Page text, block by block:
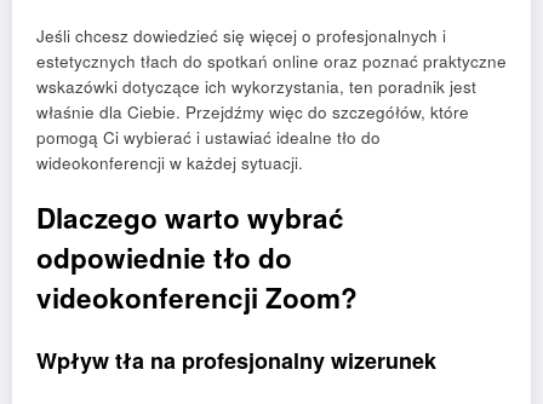
Jeśli chcesz dowiedzieć się więcej o profesjonalnych i
estetycznych tłach do spotkań online oraz poznać praktyczne
wskazówki dotyczące ich wykorzystania, ten poradnik jest
właśnie dla Ciebie. Przejdźmy więc do szczegółów, które
pomogą Ci wybierać i ustawiać idealne tło do
wideokonferencji w każdej sytuacji.
Dlaczego warto wybrać
odpowiednie tło do
videokonferencji Zoom?
Wpływ tła na profesjonalny wizerunek